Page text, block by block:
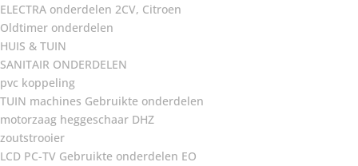
ELECTRA onderdelen 2CV, Citroen
Oldtimer onderdelen
HUIS & TUIN
SANITAIR ONDERDELEN
pvc koppeling
TUIN machines Gebruikte onderdelen
motorzaag heggeschaar DHZ
zoutstrooier
LCD PC-TV Gebruikte onderdelen EO